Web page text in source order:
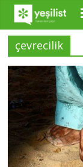
çevrecilik